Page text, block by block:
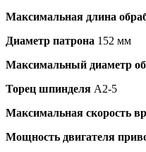
Максимальная длина
Диаметр патрона 152 мм
Максимальный диаметр
Торец шпинделя А2-5
Максимальная скорость
Мощность двигателя